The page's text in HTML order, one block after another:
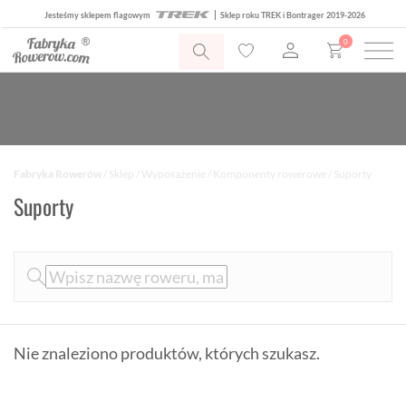
Jesteśmy sklepem flagowym Sklep roku TREK i Bontrager 2019-2026
0
Suporty
Fabryka Rowerów Sklep Wyposażenie Komponenty rowerowe / Suporty
Nie znaleziono produktów, których szukasz.